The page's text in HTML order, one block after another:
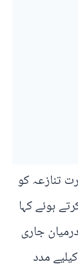
تنازعہ کو
ہوئے کہا
جاری
مدد